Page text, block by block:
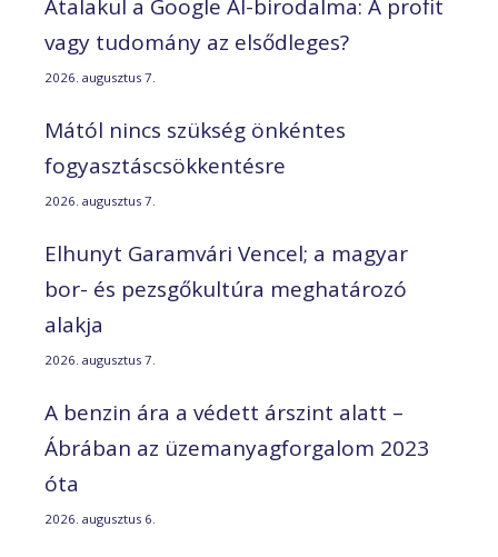
Átalakul a Google AI-birodalma: A profit
vagy tudomány az elsődleges?
2026. augusztus 7.
Mától nincs szükség önkéntes
fogyasztáscsökkentésre
2026. augusztus 7.
Elhunyt Garamvári Vencel; a magyar
bor- és pezsgőkultúra meghatározó
alakja
2026. augusztus 7.
A benzin ára a védett árszint alatt –
Ábrában az üzemanyagforgalom 2023
óta
2026. augusztus 6.